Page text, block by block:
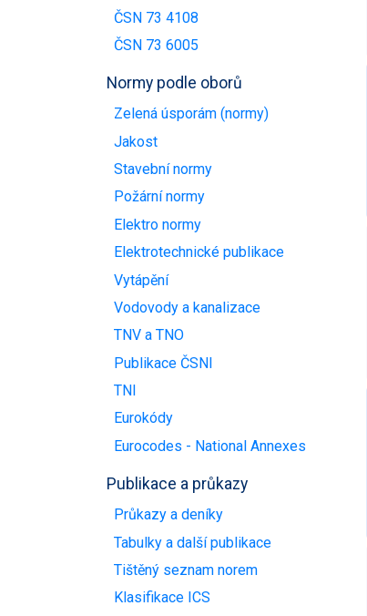
ČSN 73 4108
ČSN 73 6005
Normy podle oborů
Zelená úsporám (normy)
Jakost
Stavební normy
Požární normy
Elektro normy
Elektrotechnické publikace
Vytápění
Vodovody a kanalizace
TNV a TNO
Publikace ČSNI
TNI
Eurokódy
Eurocodes - National Annexes
Publikace a průkazy
Průkazy a deníky
Tabulky a další publikace
Tištěný seznam norem
Klasifikace ICS